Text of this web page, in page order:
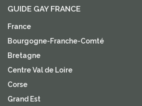
GUIDE GAY FRANCE
France
Bourgogne-Franche-Comté
Bretagne
Centre Val de Loire
Corse
Grand Est